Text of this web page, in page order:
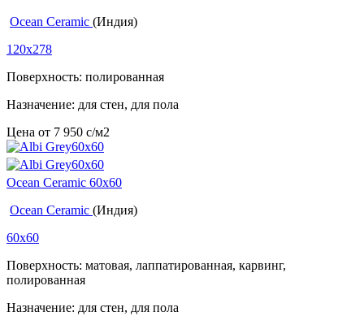
Ocean Ceramic (Индия)
120x278
Поверхность: полированная
Назначение: для стен, для пола
Цена от 7 950 c/м2
Ocean Ceramic 60x60
Ocean Ceramic (Индия)
60x60
Поверхность: матовая, лаппатированная, карвинг,
полированная
Назначение: для стен, для пола